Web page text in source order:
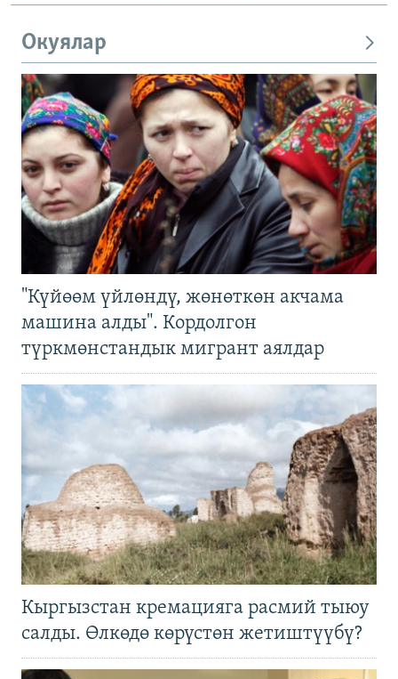
Окуялар
"Күйөөм үйлөндү, жөнөткөн акчама
машина алды". Кордолгон
түркмөнстандык мигрант аялдар
Кыргызстан кремацияга расмий тыюу
салды. Өлкөдө көрүстөн жетиштүүбү?